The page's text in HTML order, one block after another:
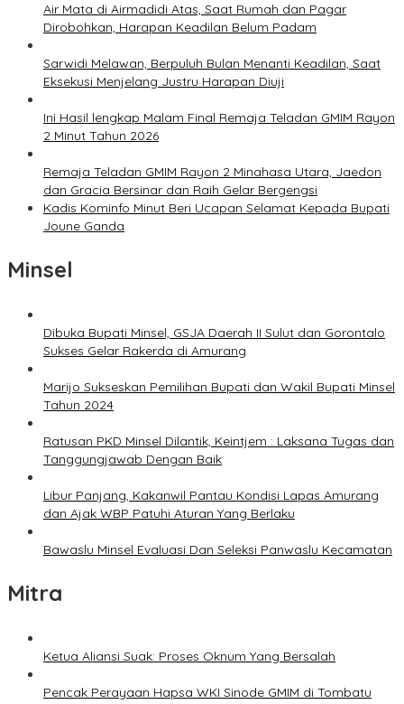
Air Mata di Airmadidi Atas, Saat Rumah dan Pagar
Dirobohkan, Harapan Keadilan Belum Padam
Sarwidi Melawan, Berpuluh Bulan Menanti Keadilan, Saat
Eksekusi Menjelang Justru Harapan Diuji
Ini Hasil lengkap Malam Final Remaja Teladan GMIM Rayon
2 Minut Tahun 2026
Remaja Teladan GMIM Rayon 2 Minahasa Utara, Jaedon
dan Gracia Bersinar dan Raih Gelar Bergengsi
Kadis Kominfo Minut Beri Ucapan Selamat Kepada Bupati
Joune Ganda
Minsel
Dibuka Bupati Minsel, GSJA Daerah II Sulut dan Gorontalo
Sukses Gelar Rakerda di Amurang
Marijo Sukseskan Pemilihan Bupati dan Wakil Bupati Minsel
Tahun 2024
Ratusan PKD Minsel Dilantik, Keintjem : Laksana Tugas dan
Tanggungjawab Dengan Baik
Libur Panjang, Kakanwil Pantau Kondisi Lapas Amurang
dan Ajak WBP Patuhi Aturan Yang Berlaku
Bawaslu Minsel Evaluasi Dan Seleksi Panwaslu Kecamatan
Mitra
Ketua Aliansi Suak: Proses Oknum Yang Bersalah
Pencak Perayaan Hapsa WKI Sinode GMIM di Tombatu